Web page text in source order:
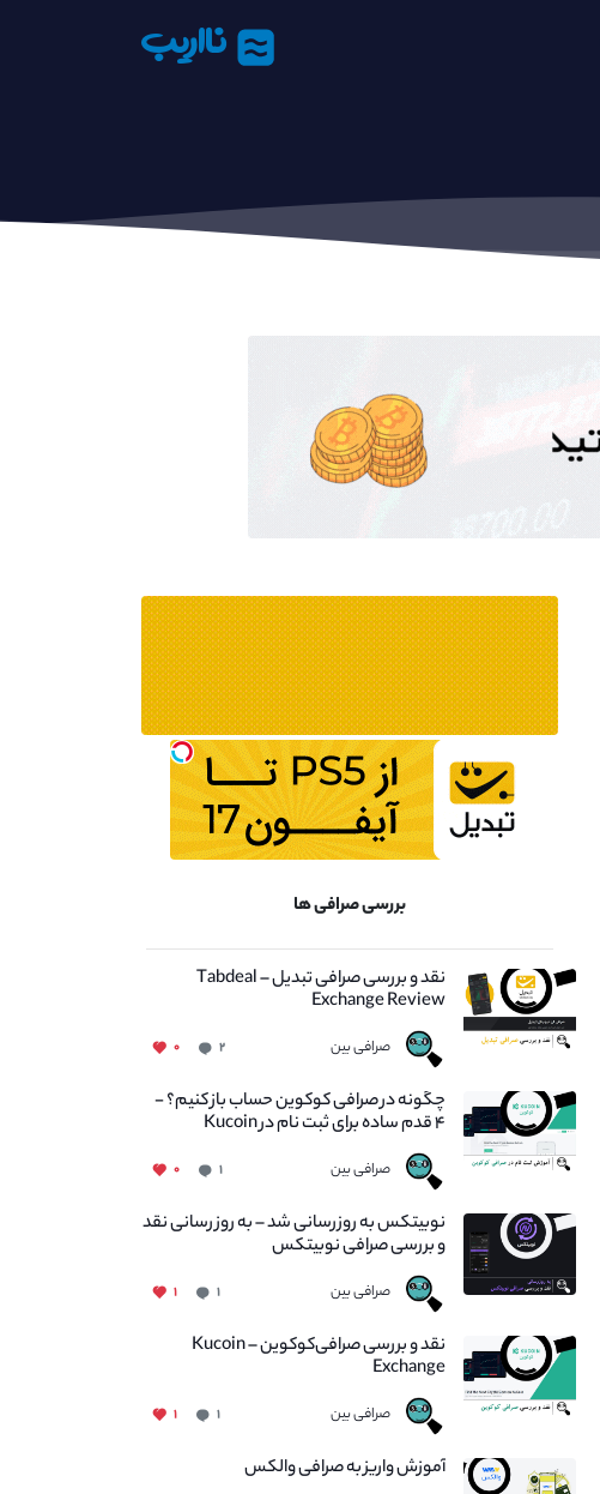
نااریب
بررسی صرافی ها
نقد و بررسی صرافی تبدیل – Tabdeal
Exchange Review
صرافی بین ۲ ۰
چگونه در صرافی کوکوین حساب باز کنیم؟ -
۴ قدم ساده برای ثبت نام در Kucoin
صرافی بین ۱ ۰
نوبیتکس به روزرسانی شد – به روز رسانی نقد
و بررسی صرافی نوبیتکس
صرافی بین ۱ ۱
نقد و بررسی صرافی‌کوکوین – Kucoin
Exchange
صرافی بین ۱ ۱
آموزش واریز به صرافی والکس